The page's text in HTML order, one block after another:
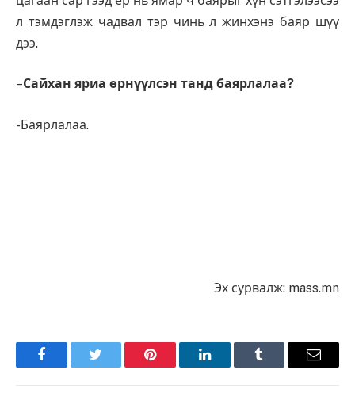
л тэмдэглэж чадвал тэр чинь л жинхэнэ баяр шүү
дээ.
–Сайхан яриа өрнүүлсэн танд баярлалаа?
-Баярлалаа.
Эх сурвалж: mass.mn
FacebookTwitter Pinterest LinkedInTumblr Имэйл